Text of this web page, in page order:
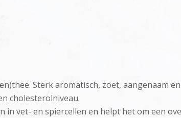
Sterk aromatisch, zoet, aangenaam
cholesterolniveau.
vet- en spiercellen en helpt het om een